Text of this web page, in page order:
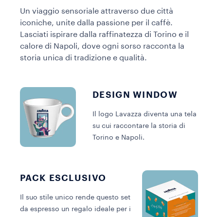
Un viaggio sensoriale attraverso due città
iconiche, unite dalla passione per il caffè.
Lasciati ispirare dalla raffinatezza di Torino e il
calore di Napoli, dove ogni sorso racconta la
storia unica di tradizione e qualità.
DESIGN WINDOW
Il logo Lavazza diventa una tela
su cui raccontare la storia di
Torino e Napoli.
PACK ESCLUSIVO
Il suo stile unico rende questo set
da espresso un regalo ideale per i